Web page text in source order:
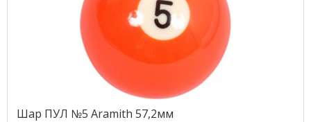
Шар ПУЛ №5 Aramith 57,2мм